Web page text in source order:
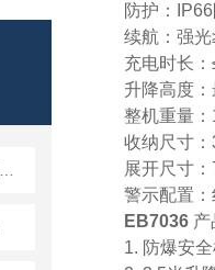
防护：
续航：强
充电时长
升降高度
整机重量
收纳尺寸
展开尺寸
警示配置
EB7036 产
1. 防爆安